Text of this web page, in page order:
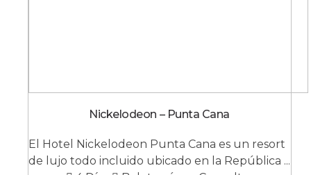
Nickelodeon – Punta Cana
El Hotel Nickelodeon Punta Cana es un resort
de lujo todo incluido ubicado en la República ...